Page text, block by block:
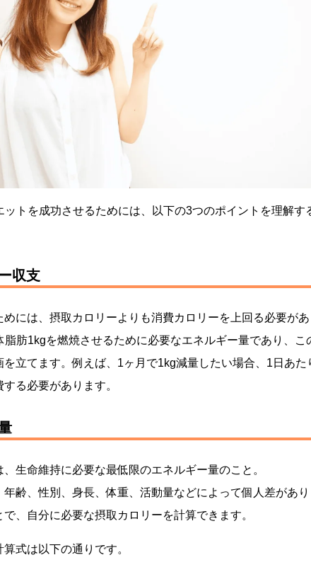
ットを成功させるためには、以下の3つのポイントを理解す
収支
には、摂取カロリーよりも消費カロリーを上回る必要があ
脂肪1kgを燃焼させるために必要なエネルギー量であり、こ
を立てます。例えば、1ヶ月で1kg減量したい場合、1日あた
る必要があります。
生命維持に必要な最低限のエネルギー量のこと。
年齢、性別、身長、体重、活動量などによって個人差があ
で、自分に必要な摂取カロリーを計算できます。
式は以下の通りです。